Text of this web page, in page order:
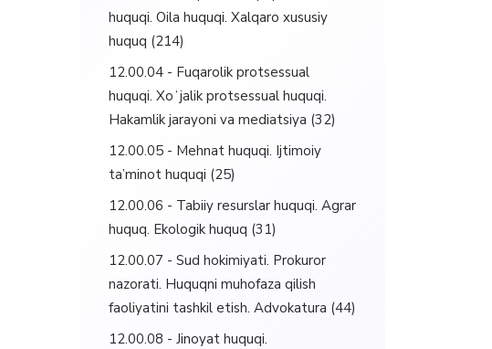
huquqi. Oila huquqi. Xalqaro xususiy
huquq (214)
12.00.04 - Fuqarolik protsessual
huquqi. Xoʻjalik protsessual huquqi.
Hakamlik jarayoni va mediatsiya (32)
12.00.05 - Mehnat huquqi. Ijtimoiy
ta’minot huquqi (25)
12.00.06 - Tabiiy resurslar huquqi. Agrar
huquq. Ekologik huquq (31)
12.00.07 - Sud hokimiyati. Prokuror
nazorati. Huquqni muhofaza qilish
faoliyatini tashkil etish. Advokatura (44)
12.00.08 - Jinoyat huquqi.